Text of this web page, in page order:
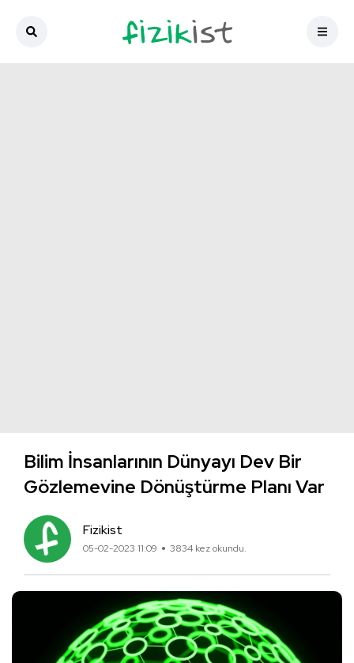
Bilim İnsanlarının Dünyayı Dev Bir
Gözlemevine Dönüştürme Planı Var
Fizikist
05-02-2023 11:09 3834 kez okundu.